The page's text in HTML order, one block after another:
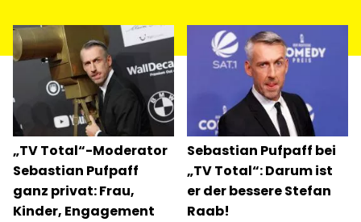
„TV Total“-Moderator
Sebastian Pufpaff
ganz privat: Frau,
Kinder, Engagement
Sebastian Pufpaff bei
„TV Total“: Darum ist
er der bessere Stefan
Raab!